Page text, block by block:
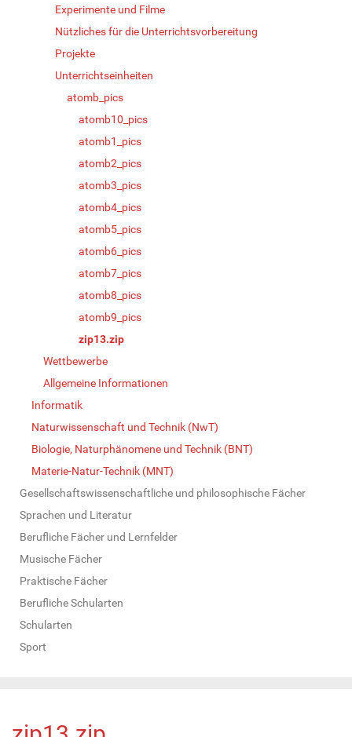
Experimente und Filme
Nützliches für die Unterrichtsvorbereitung
Projekte
Unterrichtseinheiten
atomb_pics
atomb10_pics
atomb1_pics
atomb2_pics
atomb3_pics
atomb4_pics
atomb5_pics
atomb6_pics
atomb7_pics
atomb8_pics
atomb9_pics
zip13.zip
Wettbewerbe
Allgemeine Informationen
Informatik
Naturwissenschaft und Technik (NwT)
Biologie, Naturphänomene und Technik (BNT)
Materie-Natur-Technik (MNT)
Gesellschaftswissenschaftliche und philosophische Fächer
Sprachen und Literatur
Berufliche Fächer und Lernfelder
Musische Fächer
Praktische Fächer
Berufliche Schularten
Schularten
Sport